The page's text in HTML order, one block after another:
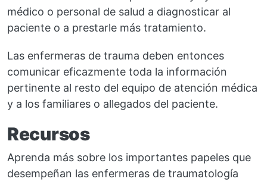
médico o personal de salud a diagnosticar al
paciente o a prestarle más tratamiento.
Las enfermeras de trauma deben entonces
comunicar eficazmente toda la información
pertinente al resto del equipo de atención médica
y a los familiares o allegados del paciente.
Recursos
Aprenda más sobre los importantes papeles que
desempeñan las enfermeras de traumatología